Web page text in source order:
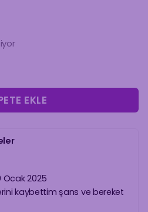
BİLEKLİK adet
EKLE
Ocak 2025
kaybettim şans ve bereket